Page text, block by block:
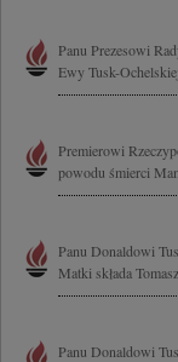
Panu Prezesowi
Ewy Tusk-
Premierowi
powodu śmierci
Panu Donaldowi
Matki składa
Panu Donaldowi